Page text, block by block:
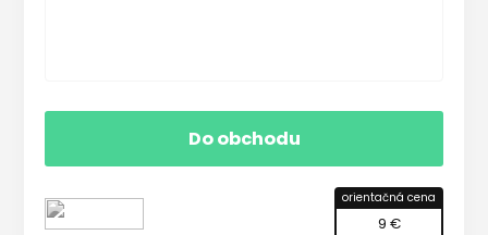
Do obchodu
orientačná cena
9 €